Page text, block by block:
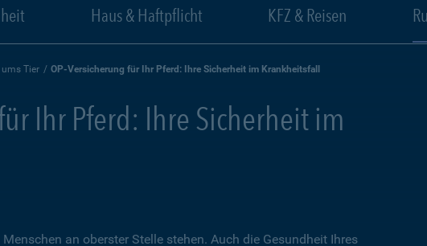
Haus & Haftpflicht KFZ & Reisen
ums Tier OP-Versicherung für Ihr Pferd: Ihre Sicherheit im Krankheitsfall
Ihr Pferd: Ihre Sicherheit im
an oberster Stelle stehen. Auch die Gesundheit Ihres